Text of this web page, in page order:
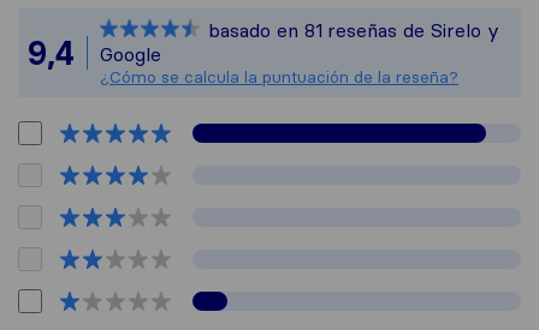
Todas las
9,4
basado en 81 reseñas de Sirelo y
Google
¿Cómo se calcula la puntuación de la reseña?